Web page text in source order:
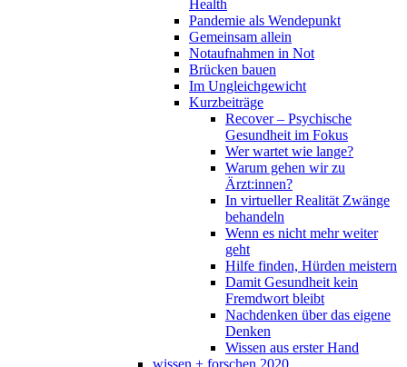
Health
Pandemie als Wendepunkt
Gemeinsam allein
Notaufnahmen in Not
Brücken bauen
Im Ungleichgewicht
Kurzbeiträge
Recover – Psychische
Gesundheit im Fokus
Wer wartet wie lange?
Warum gehen wir zu
Ärzt:innen?
In virtueller Realität Zwänge
behandeln
Wenn es nicht mehr weiter
geht
Hilfe finden, Hürden meistern
Damit Gesundheit kein
Fremdwort bleibt
Nachdenken über das eigene
Denken
Wissen aus erster Hand
wissen + forschen 2020